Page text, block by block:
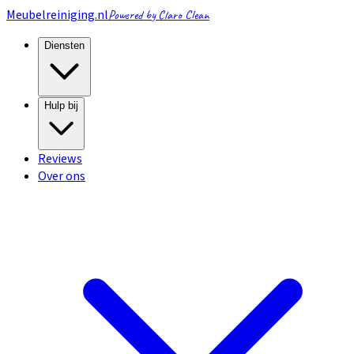
Meubelreiniging.nlPowered by Claro Clean
Diensten
Hulp bij
Reviews
Over ons